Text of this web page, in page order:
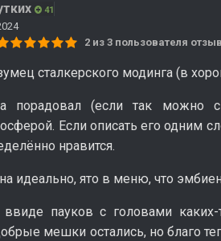
41
2 из 3 пользователя
сталкерского модинга (в
порадовал (если так можно
Если описать его одним
нравится.
идеально, ято в меню, что
пауков с головами
мешки остались, но благо